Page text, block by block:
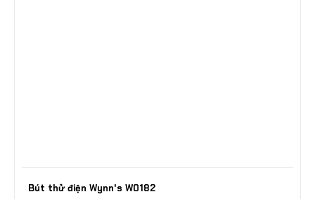
Bút thử điện Wynn's W0182